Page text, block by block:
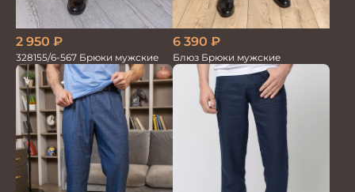
2 950 ₽
328155/6-567 Брюки мужские
6 390 ₽
Блюз Брюки мужские